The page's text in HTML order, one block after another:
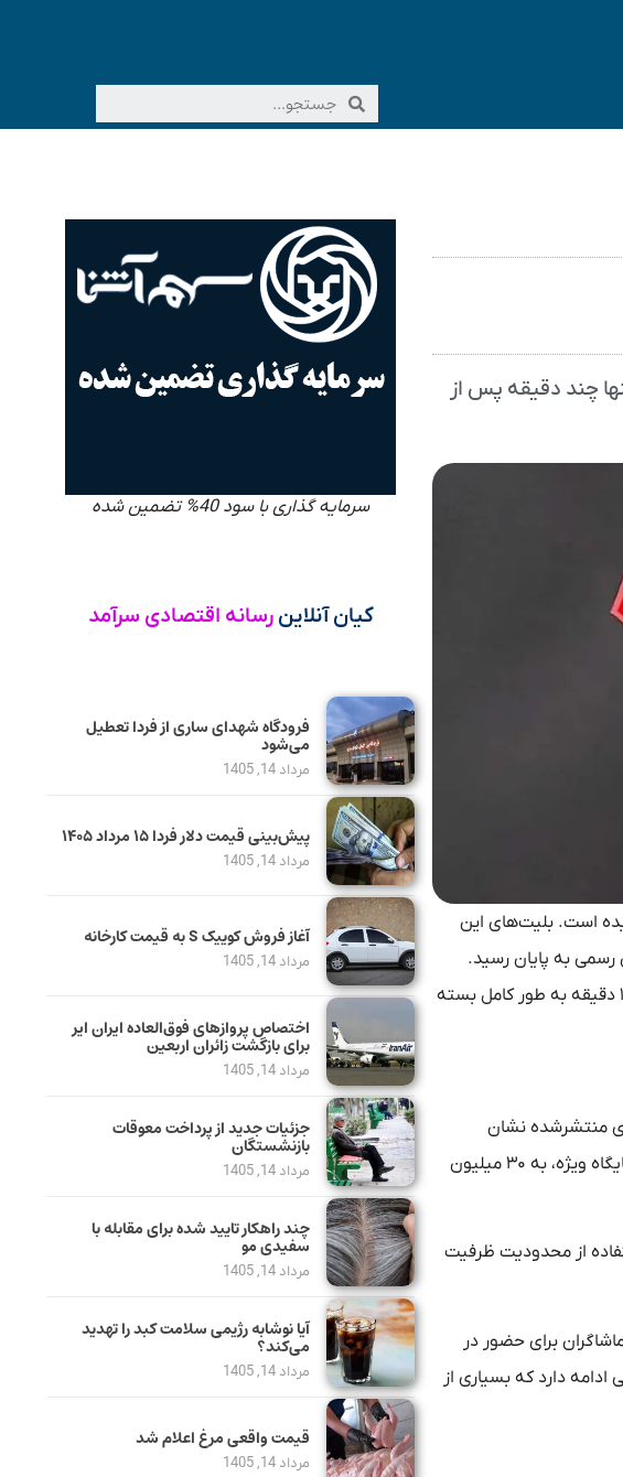
شد، تنها چند دقیقه پس از
خود رسیده است. بلیت‌های این
رسمی به پایان رسید.
ظرفیت تخصیص‌یافته برای این بازی ۸۶۰۰ نفر بود و با توجه به هجوم هواداران هر دو تیم، فروش اینترنتی کمتر از ۱۰ دقیقه به طور کامل بسته
منتشرشده نشان
می‌دهد قیمت‌ها از ۷۰۰ هزار تومان برای جایگاه‌های عادی آغاز می‌شود و در برخی موارد برای بلیت روبه‌روی جایگاه یا جایگاه ویژه، به ۳۰ میلیون
از محدودیت ظرفیت
برای حضور در
دارد که بسیاری از
سرمایه گذاری با سود 40% تضمین شده
کیان آنلاین رسانه اقتصادی سرآمد
فرودگاه شهدای ساری از فردا تعطیل
می‌شود
مرداد 14, 1405
پیش‌بینی قیمت دلار فردا ۱۵ مرداد ۱۴۰۵
مرداد 14, 1405
آغاز فروش کوییک S به قیمت کارخانه
مرداد 14, 1405
اختصاص پروازهای فوق‌العاده ایران ایر
برای بازگشت زائران اربعین
مرداد 14, 1405
جزئیات جدید از پرداخت معوقات
بازنشستگان
مرداد 14, 1405
چند راهکار تایید شده برای مقابله با
سفیدی مو
مرداد 14, 1405
آیا نوشابه رژیمی سلامت کبد را تهدید
می‌کند؟
مرداد 14, 1405
قیمت واقعی مرغ اعلام شد
مرداد 14, 1405